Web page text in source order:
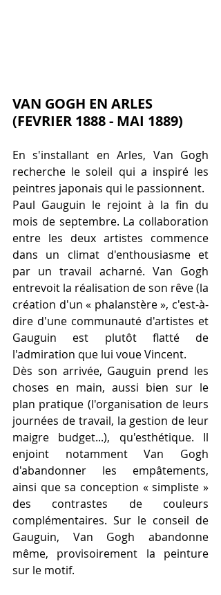
VAN GOGH EN ARLES
(FEVRIER 1888 - MAI 1889)
En s'installant en Arles, Van Gogh
recherche le soleil qui a inspiré les
peintres japonais qui le passionnent.
Paul Gauguin le rejoint à la fin du
mois de septembre. La collaboration
entre les deux artistes commence
dans un climat d'enthousiasme et
par un travail acharné. Van Gogh
entrevoit la réalisation de son rêve (la
création d'un « phalanstère », c'est-à-
dire d'une communauté d'artistes et
Gauguin est plutôt flatté de
l'admiration que lui voue Vincent.
Dès son arrivée, Gauguin prend les
choses en main, aussi bien sur le
plan pratique (l'organisation de leurs
journées de travail, la gestion de leur
maigre budget...), qu'esthétique. Il
enjoint notamment Van Gogh
d'abandonner les empâtements,
ainsi que sa conception « simpliste »
des contrastes de couleurs
complémentaires. Sur le conseil de
Gauguin, Van Gogh abandonne
même, provisoirement la peinture
sur le motif.